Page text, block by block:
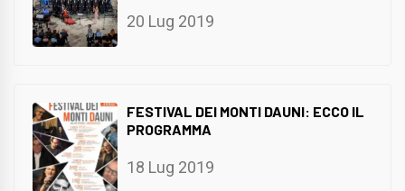
20 Lug 2019
FESTIVAL DEI MONTI DAUNI: ECCO IL
PROGRAMMA
18 Lug 2019